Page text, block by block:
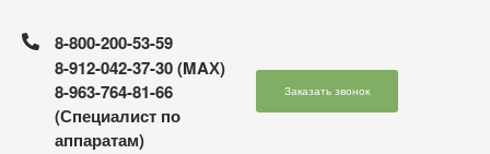
8-800-200-53-59
8-912-042-37-30 (MAХ)
8-963-764-81-66
(Специалист по
аппаратам)
Заказать звонок